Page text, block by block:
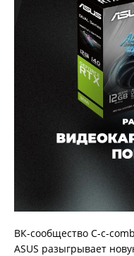
ВК-сообщество C-c-
ASUS разыгрывает